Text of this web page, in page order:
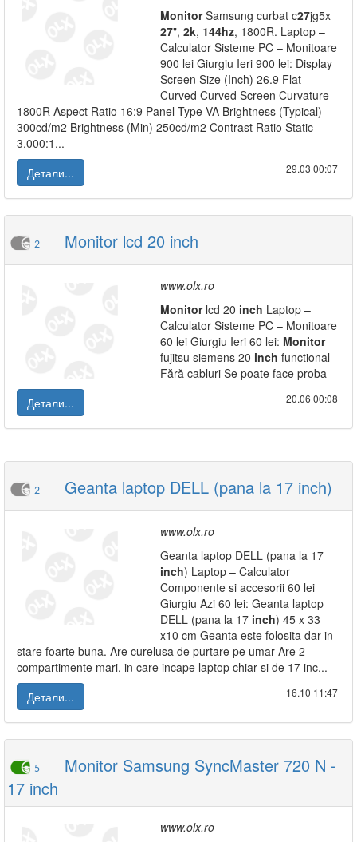
MonitorSamsung curbat c27jg5x
27", 2k, 144hz, 1800R. Laptop –
Calculator Sisteme PC – Monitoare
900 lei Giurgiu Ieri 900 lei: Display
Screen Size (Inch) 26.9 Flat
Curved Curved Screen Curvature
1800R Aspect Ratio 16:9 Panel Type VA Brightness (Typical)
300cd/m2 Brightness (Min) 250cd/m2 Contrast Ratio Static
3,000:1...
Детали...
29.03|00:07
2 Monitor lcd 20 inch
www.olx.ro
Monitorlcd 20 inch Laptop –
Calculator Sisteme PC – Monitoare
60 lei Giurgiu Ieri 60 lei: Monitor
fujitsu siemens 20 inch functional
Fără cabluri Se poate face proba
Детали...
20.06|00:08
2 Geanta laptop DELL (pana la 17 inch)
www.olx.ro
Geanta laptop DELL (pana la 17
inch) Laptop – Calculator
Componente si accesorii 60 lei
Giurgiu Azi 60 lei: Geanta laptop
DELL (pana la 17 inch) 45 x 33
x10 cm Geanta este folosita dar in
stare foarte buna. Are curelusa de purtare pe umar Are 2
compartimente mari, in care incape laptop chiar si de 17 inc...
Детали...
16.10|11:47
5
Monitor Samsung SyncMaster 720 N -
17 inch
www.olx.ro